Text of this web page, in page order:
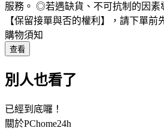
服務。 ◎若遇缺貨、不可抗制的因素
【保留接單與否的權利】，請下單前
購物須知
查看
別人也看了
已經到底囉！
關於PChome24h